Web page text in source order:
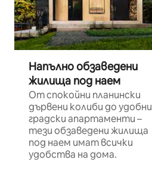
Напълно обзаведени
жилища под наем
От спокойни планински
дървени колиби до удобни
градски апартаменти –
тези обзаведени жилища
под наем имат всички
удобства на дома.